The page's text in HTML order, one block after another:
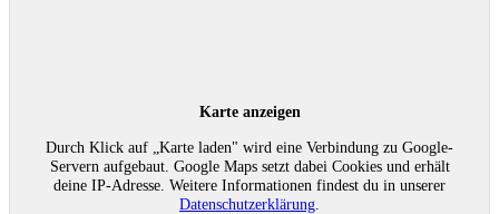
Karte anzeigen
Durch Klick auf „Karte laden" wird eine Verbindung zu Google-
Servern aufgebaut. Google Maps setzt dabei Cookies und erhält
deine IP-Adresse. Weitere Informationen findest du in unserer
Datenschutzerklärung